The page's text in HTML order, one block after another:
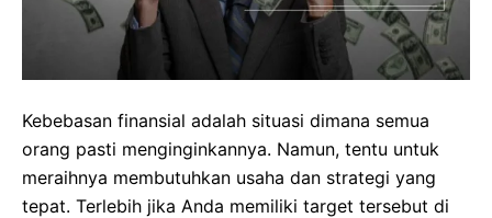
Kebebasan finansial adalah situasi dimana semua
orang pasti menginginkannya. Namun, tentu untuk
meraihnya membutuhkan usaha dan strategi yang
tepat. Terlebih jika Anda memiliki target tersebut di